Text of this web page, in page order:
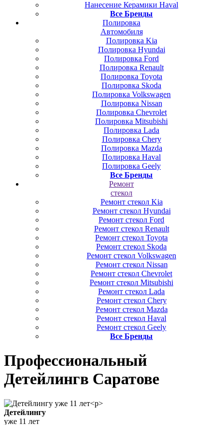
Нанесение Керамики Haval
Все Бренды
Полировка
Автомобиля
Полировка Kia
Полировка Hyundai
Полировка Ford
Полировка Renault
Полировка Toyota
Полировка Skoda
Полировка Volkswagen
Полировка Nissan
Полировка Chevrolet
Полировка Mitsubishi
Полировка Lada
Полировка Chery
Полировка Mazda
Полировка Haval
Полировка Geely
Все Бренды
Ремонт
стекол
Ремонт стекол Kia
Ремонт стекол Hyundai
Ремонт стекол Ford
Ремонт стекол Renault
Ремонт стекол Toyota
Ремонт стекол Skoda
Ремонт стекол Volkswagen
Ремонт стекол Nissan
Ремонт стекол Chevrolet
Ремонт стекол Mitsubishi
Ремонт стекол Lada
Ремонт стекол Chery
Ремонт стекол Mazda
Ремонт стекол Haval
Ремонт стекол Geely
Все Бренды
Профессиональный
Детейлингв Саратове
Детейлингу
уже 11 лет